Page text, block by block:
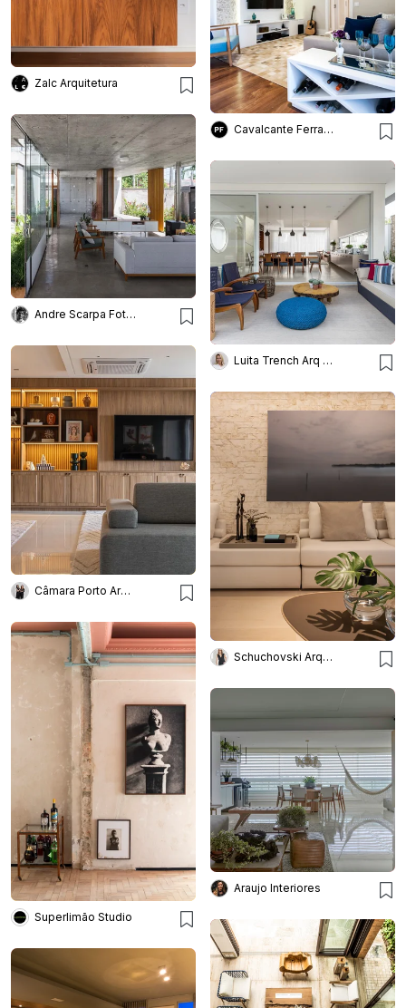
Zalc Arquitetura
Cavalcante Ferraz Arquitetura + Design
Andre Scarpa Fotografia
Luita Trench Arq & Interiores
Câmara Porto Arquitetura
Schuchovski Arquitetura
Superlimão Studio
Araujo Interiores